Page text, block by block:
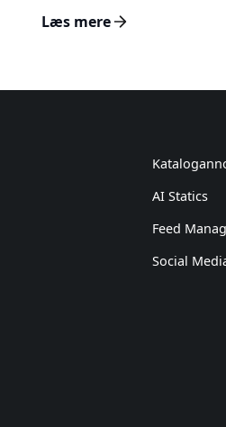
Læs mere
AI Statics
Feed
Social